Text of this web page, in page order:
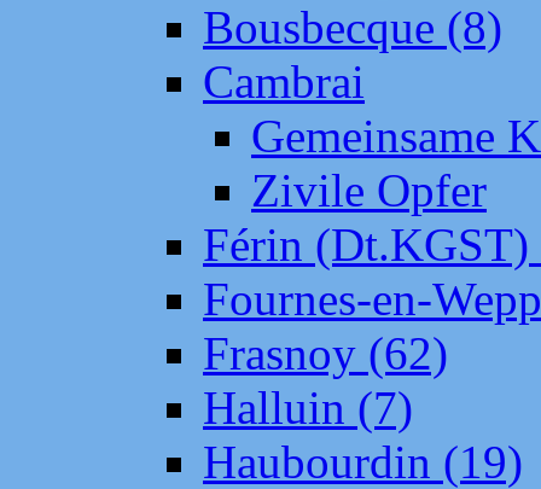
Bousbecque (8)
Cambrai
Gemeinsame
Zivile Opfer
Férin (Dt.KGST)
Fournes-en-
Frasnoy (62)
Halluin (7)
Haubourdin (19)